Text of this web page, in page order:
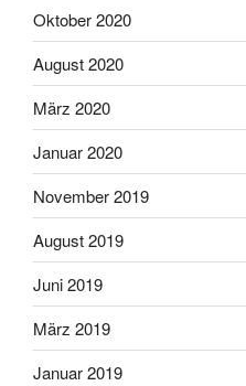
Oktober 2020
August 2020
März 2020
Januar 2020
November 2019
August 2019
Juni 2019
März 2019
Januar 2019